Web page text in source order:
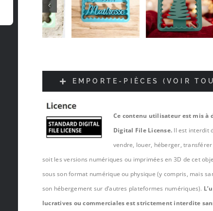
EMPORTE-PIÈCES (VOIR
Ce contenu utilisateur est mis à
Digital File License. Il est interdit
vendre, louer, héberger,
soit les versions numériques ou imprimées en 3D de cet
sous son format numérique ou physique (y compris, mais
son hébergement sur d’autres plateformes numériques).
lucratives ou commerciales est strictement interdite